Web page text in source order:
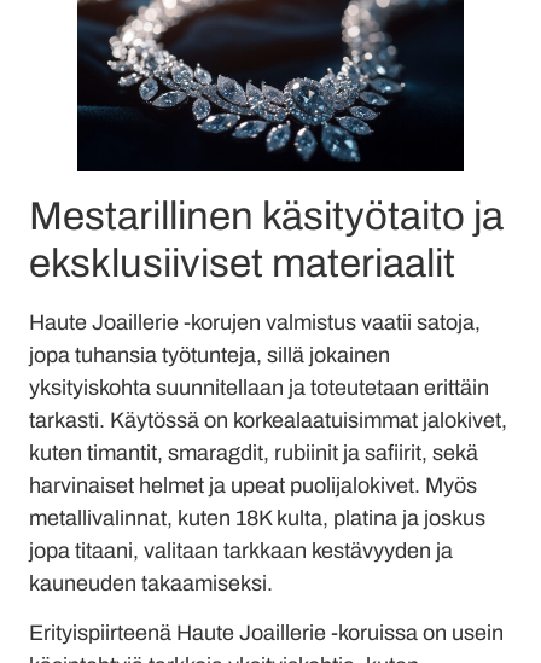
Mestarillinen käsityötaito ja
eksklusiiviset materiaalit
Haute Joaillerie -korujen valmistus vaatii satoja,
jopa tuhansia työtunteja, sillä jokainen
yksityiskohta suunnitellaan ja toteutetaan erittäin
tarkasti. Käytössä on korkealaatuisimmat jalokivet,
kuten timantit, smaragdit, rubiinit ja safiirit, sekä
harvinaiset helmet ja upeat puolijalokivet. Myös
metallivalinnat, kuten 18K kulta, platina ja joskus
jopa titaani, valitaan tarkkaan kestävyyden ja
kauneuden takaamiseksi.
Erityispiirteenä Haute Joaillerie -koruissa on usein